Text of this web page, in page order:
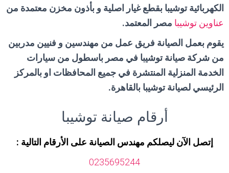
الكهربائية توشيبا بقطع غيار اصلية و بأذون مخزن معتمدة من
عناوين توشيبا مصر المعتمد.
يقوم بعمل الصيانة فريق عمل من مهندسين و فنيين مدربين
من شركة صيانة توشيبا في مصر باسطول من سيارات
الخدمة المنزلية المنتشرة في جميع المحافظات او بالمركز
الرئيسي لصيانة توشيبا بالقاهرة.
أرقام صيانة توشيبا
إتصل الآن ليصلكم مهندس الصيانة على الأرقام التالية :
0235695244